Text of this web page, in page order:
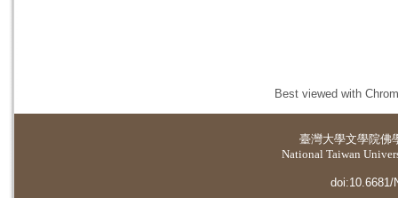
Best viewed with
臺灣大學文學院佛
National Taiwan
doi:10.6681/